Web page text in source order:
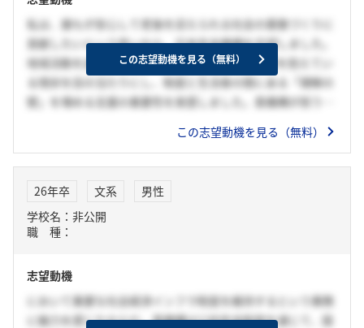
私は、誰もが安心して老後を迎えられる社会の基盤づくりに
貢献したいという思いから、日本年金機構を志望しました。
地域活動を通じて、高齢者が制度の複雑さに不安を抱えてい
る現状を目の当たりにし、制度と生活者の間にある「理解の
壁」を埋める支援の重要性を実感しました。貴機構が担う年
幹であり、私は事務職として誠実かつ迅速な業務を通じて、
この志望動機を見る（無料）
この志望動機を見る（無料）
26年卒 文系
男性
学校名：非公開
職 種：
志望動機
において重要な社会経済インフラ制度を維持するという業務
に魅力を感じたからだ。貴機構は公的年金制度を通じて、国